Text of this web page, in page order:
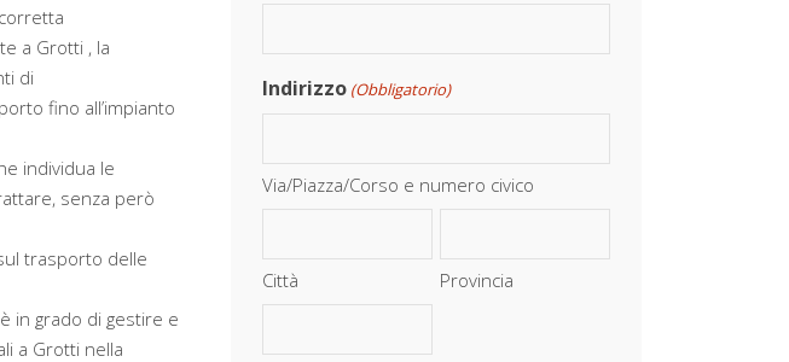
a Grotti , la
di
fino all’impianto
individua le
senza però
trasporto delle
in grado di gestire e
a Grotti nella
Indirizzo (Obbligatorio)
Via/Piazza/Corso e numero civico
Città Provincia